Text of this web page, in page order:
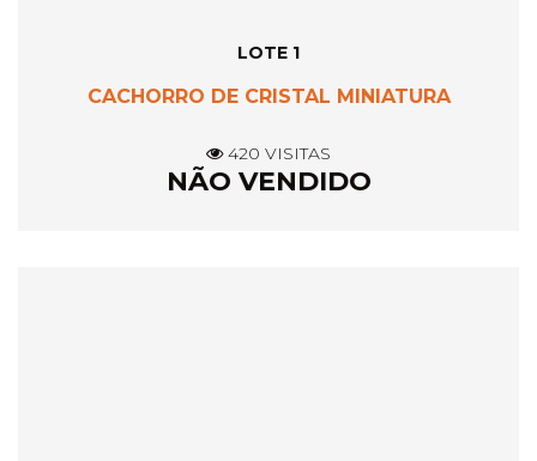
LOTE 1
CACHORRO DE CRISTAL MINIATURA
420 VISITAS
NÃO VENDIDO